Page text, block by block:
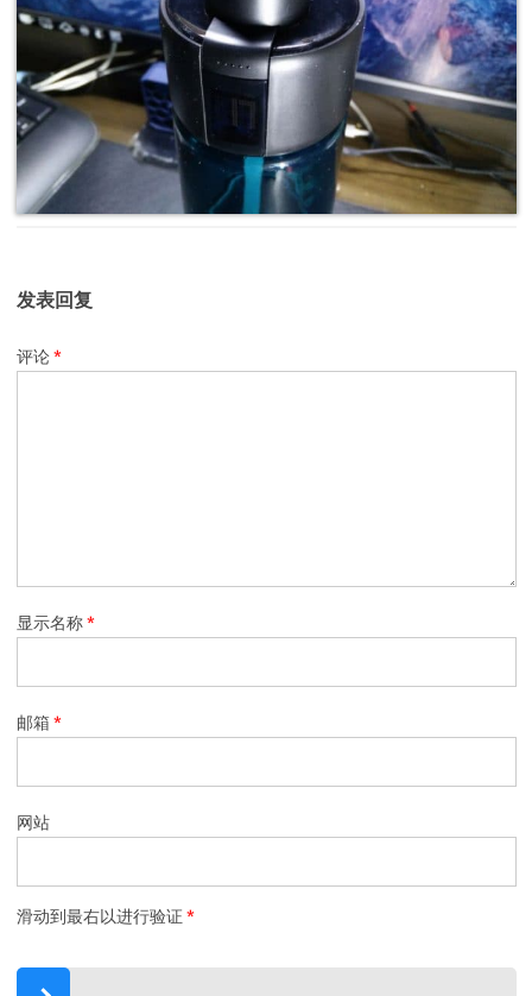
发表回复
评论*
显示名称*
邮箱*
网站
滑动到最右以进行验证 *